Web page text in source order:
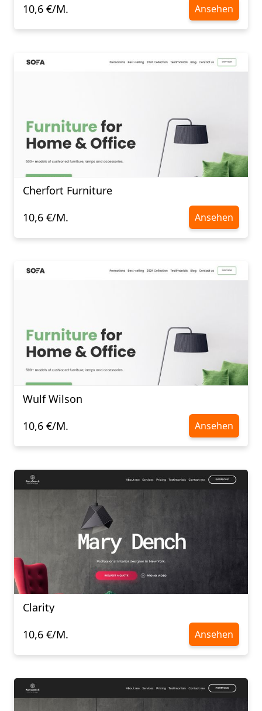
10,6 €/M.
Ansehen
Cherfort Furniture
10,6 €/M.
Ansehen
Wulf Wilson
10,6 €/M.
Ansehen
Clarity
10,6 €/M.
Ansehen